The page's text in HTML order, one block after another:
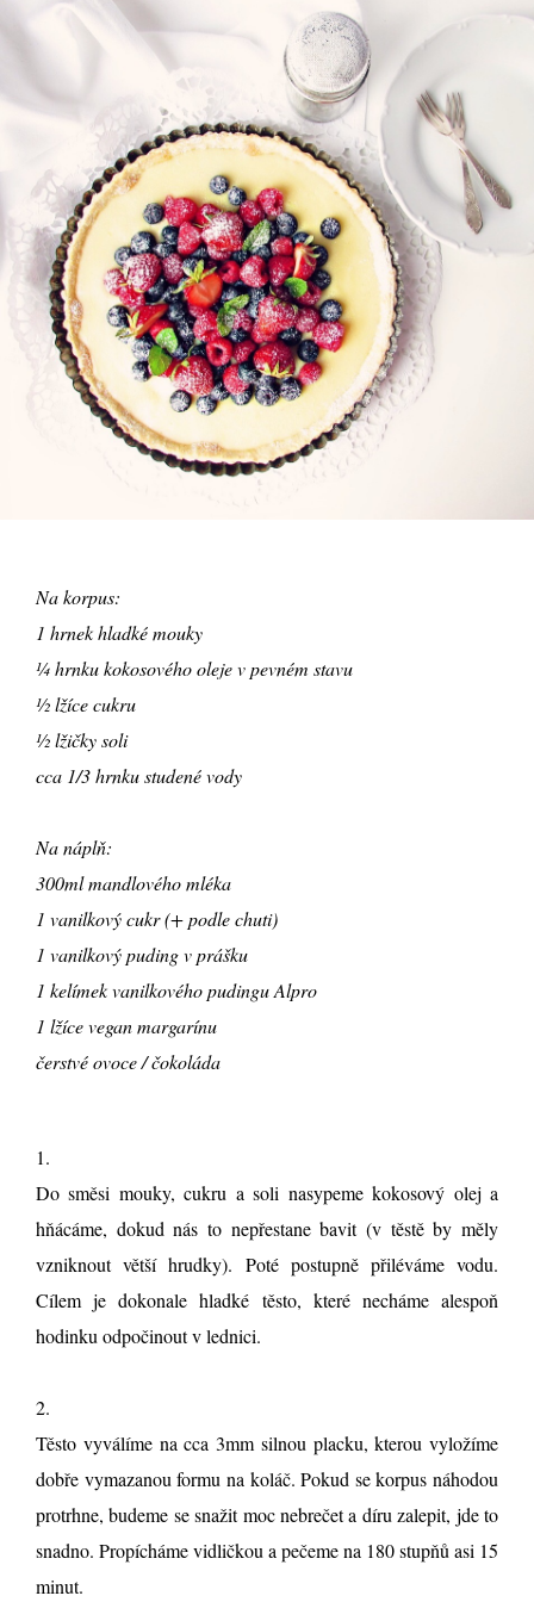
Na korpus:
1 hrnek hladké mouky
¼ hrnku kokosového oleje v pevném stavu
½ lžíce cukru
½ lžičky soli
cca 1/3 hrnku studené vody
Na náplň:
300ml mandlového mléka
1 vanilkový cukr (+ podle chuti)
1 vanilkový puding v prášku
1 kelímek vanilkového pudingu Alpro
1 lžíce vegan margarínu
čerstvé ovoce / čokoláda
1.
Do směsi mouky, cukru a soli nasypeme kokosový olej a
hňácáme, dokud nás to nepřestane bavit (v těstě by měly
vzniknout větší hrudky). Poté postupně přiléváme vodu.
Cílem je dokonale hladké těsto, které necháme alespoň
hodinku odpočinout v lednici.
2.
Těsto vyválíme na cca 3mm silnou placku, kterou vyložíme
dobře vymazanou formu na koláč. Pokud se korpus náhodou
protrhne, budeme se snažit moc nebrečet a díru zalepit, jde to
snadno. Propícháme vidličkou a pečeme na 180 stupňů asi 15
minut.